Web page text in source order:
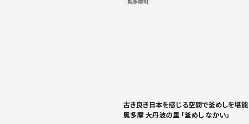
あかべこ」があります。 「奥多摩やまめの刺身」
古き良き日本を感じる空間で釜めしを堪能
奥多摩 大丹波の里 「釜めし なかい」